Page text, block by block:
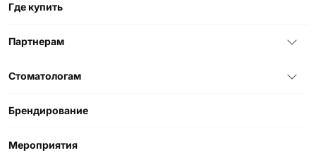
Где купить
Партнерам
Стоматологам
Брендирование
Мероприятия